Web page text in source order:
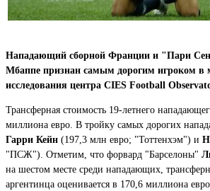
Нападающий сборной Франции и "Пари
Мбаппе признан самым дорогим игроком в
исследования центра CIES Football
Трансферная стоимость 19-летнего
миллиона евро. В тройку самых дорогих
Гарри Кейн (197,3 млн евро; "Тоттенхэм") и
"ПСЖ"). Отметим, что форвард "Барселоны"
на шестом месте среди нападающих,
аргентинца оценивается в 170,6 миллиона